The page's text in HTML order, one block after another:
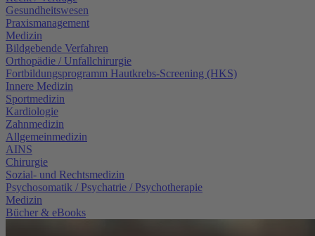
Gesundheitswesen
Praxismanagement
Medizin
Bildgebende Verfahren
Orthopädie / Unfallchirurgie
Fortbildungsprogramm Hautkrebs-Screening (HKS)
Innere Medizin
Sportmedizin
Kardiologie
Zahnmedizin
Allgemeinmedizin
AINS
Chirurgie
Sozial- und Rechtsmedizin
Psychosomatik / Psychatrie / Psychotherapie
Medizin
Bücher & eBooks